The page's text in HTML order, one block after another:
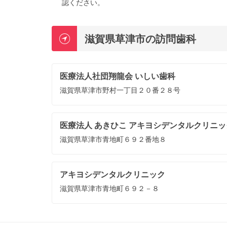
認ください。
滋賀県草津市の訪問歯科
医療法人社団翔龍会 いしい歯科
滋賀県草津市野村一丁目２０番２８号
医療法人 あきひこ アキヨシデンタルクリニ
滋賀県草津市青地町６９２番地８
アキヨシデンタルクリニック
滋賀県草津市青地町６９２－８